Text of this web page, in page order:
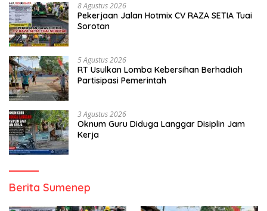
8 Agustus 2026
Pekerjaan Jalan Hotmix CV RAZA SETIA Tuai
Sorotan
5 Agustus 2026
RT Usulkan Lomba Kebersihan Berhadiah
Partisipasi Pemerintah
3 Agustus 2026
Oknum Guru Diduga Langgar Disiplin Jam
Kerja
Berita Sumenep